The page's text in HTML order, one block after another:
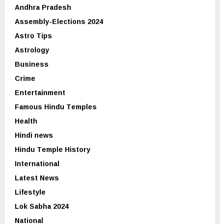
Andhra Pradesh
Assembly-Elections 2024
Astro Tips
Astrology
Business
Crime
Entertainment
Famous Hindu Temples
Health
Hindi news
Hindu Temple History
International
Latest News
Lifestyle
Lok Sabha 2024
National